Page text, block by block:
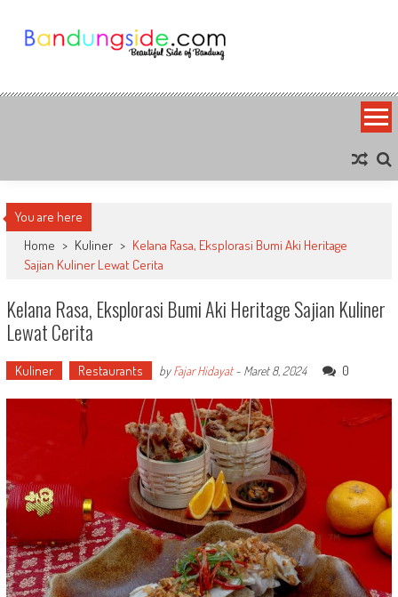
content
Bandung Side
You are here
Home > Kuliner > Kelana Rasa, Eksplorasi Bumi Aki Heritage
Sajian Kuliner Lewat Cerita
Kelana Rasa, Eksplorasi Bumi Aki Heritage Sajian Kuliner
Lewat Cerita
Kuliner Restaurants byFajar Hidayat- Maret 8, 2024 0